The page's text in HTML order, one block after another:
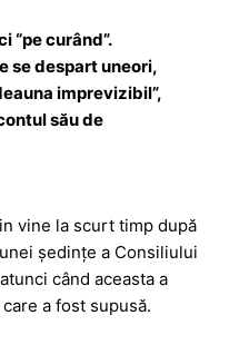
“pe curând”.
se despart uneori,
imprevizibil”,
său de
vine la scurt timp după
ședințe a Consiliului
când aceasta a
a fost supusă.